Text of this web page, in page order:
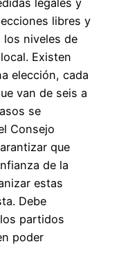
libres y
los niveles de
Existen
elección, cada
van de seis a
se
Consejo
que
de la
estas
Debe
partidos
poder